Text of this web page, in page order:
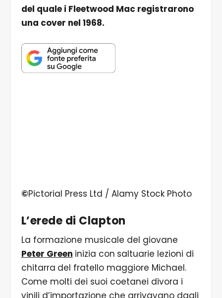
del quale i Fleetwood Mac registrarono
una cover nel 1968.
©Pictorial Press Ltd / Alamy Stock Photo
L’erede di Clapton
La formazione musicale del giovane
Peter Green inizia con saltuarie lezioni di
chitarra del fratello maggiore Michael.
Come molti dei suoi coetanei divora i
vinili d’importazione che arrivavano dagli